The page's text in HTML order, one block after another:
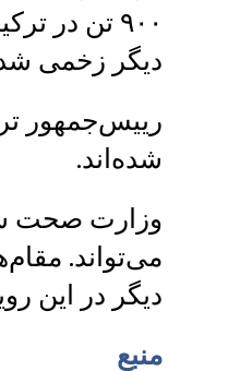
دیگر زخمی
شده‌اند.
دیگر در این
منبع